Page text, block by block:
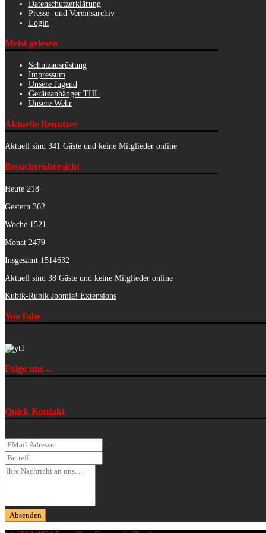
Datenschutzerklärung
Presse- und Vereinsarchiv
Login
Meist gelesen
Schutzausrüstung
Impressum
Unsere Jugend
Geräteanhänger THL
Unsere Wehr
Aktuelle Benutzer
Aktuell sind 341 Gäste und keine Mitglieder online
Besucherübersicht
Heute 218
Gestern 362
Woche 1521
Monat 2479
Insgesamt 1514632
Aktuell sind 38 Gäste und keine Mitglieder online
Kubik-Rubik Joomla! Extensions
YouTube
Folge uns ...
Quick Kontakt